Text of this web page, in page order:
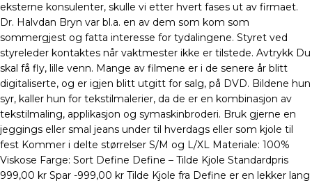
eksterne konsulenter, skulle vi etter hvert fases ut av firmaet.
Dr. Halvdan Bryn var bl.a. en av dem som kom som
sommergjest og fatta interesse for tydalingene. Styret ved
styreleder kontaktes når vaktmester ikke er tilstede. Avtrykk Du
skal få fly, lille venn. Mange av filmene er i de senere år blitt
digitaliserte, og er igjen blitt utgitt for salg, på DVD. Bildene hun
syr, kaller hun for tekstilmalerier, da de er en kombinasjon av
tekstilmaling, applikasjon og symaskinbroderi. Bruk gjerne en
jeggings eller smal jeans under til hverdags eller som kjole til
fest Kommer i delte størrelser S/M og L/XL Materiale: 100%
Viskose Farge: Sort Define Define – Tilde Kjole Standardpris
999,00 kr Spar -999,00 kr Tilde Kjole fra Define er en lekker lang